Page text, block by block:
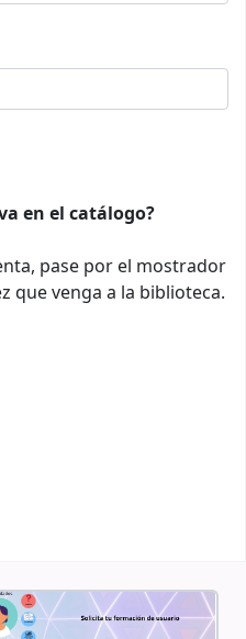
en el catálogo?
pase por el mostrador
que venga a la biblioteca.